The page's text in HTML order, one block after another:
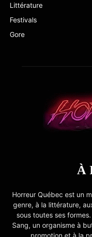
Littérature
Festivals
Gore
À
Horreur Québec est un
genre, à la littérature,
sous toutes ses
Sang, un organisme à
promotion et à la